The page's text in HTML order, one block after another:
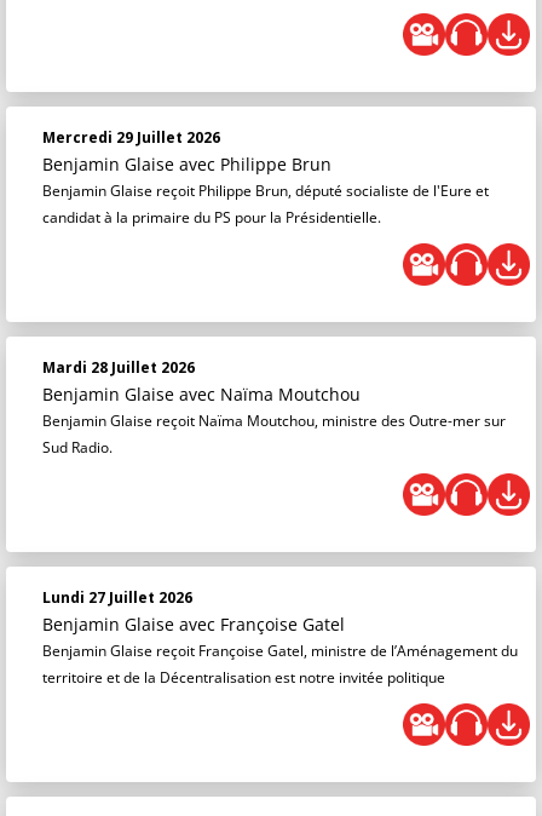
Mercredi 29 Juillet 2026
Benjamin Glaise avec Philippe Brun
Benjamin Glaise reçoit Philippe Brun, député socialiste de l'Eure et
candidat à la primaire du PS pour la Présidentielle.
Mardi 28 Juillet 2026
Benjamin Glaise avec Naïma Moutchou
Benjamin Glaise reçoit Naïma Moutchou, ministre des Outre-mer sur
Sud Radio.
Lundi 27 Juillet 2026
Benjamin Glaise avec Françoise Gatel
Benjamin Glaise reçoit Françoise Gatel, ministre de l’Aménagement du
territoire et de la Décentralisation est notre invitée politique